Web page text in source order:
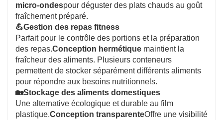
micro-ondespour déguster des plats chauds au goût
fraîchement préparé.
💪Gestion des repas fitness
Parfait pour le contrôle des portions et la préparation
des repas.Conception hermétique maintient la
fraîcheur des aliments. Plusieurs conteneurs
permettent de stocker séparément différents aliments
pour répondre aux besoins nutritionnels.
🏡Stockage des aliments domestiques
Une alternative écologique et durable au film
plastique.Conception transparenteOffre une visibilité